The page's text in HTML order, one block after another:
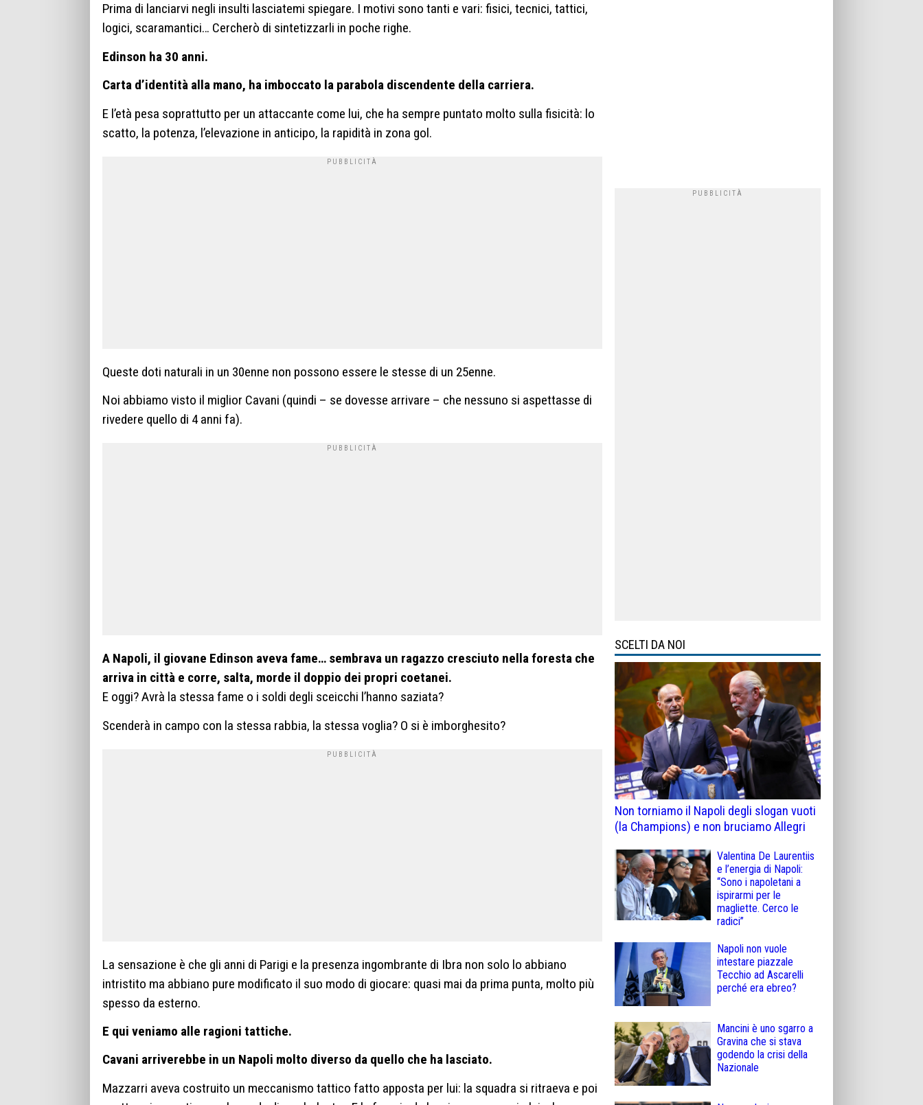
Prima di lanciarvi negli insulti lasciatemi spiegare. I motivi sono tanti e vari: fisici, tecnici, tattici,
logici, scaramantici… Cercherò di sintetizzarli in poche righe.
Edinson ha 30 anni.
Carta d’identità alla mano, ha imboccato la parabola discendente della carriera.
E l’età pesa soprattutto per un attaccante come lui, che ha sempre puntato molto sulla fisicità: lo
scatto, la potenza, l’elevazione in anticipo, la rapidità in zona gol.
Queste doti naturali in un 30enne non possono essere le stesse di un 25enne.
Noi abbiamo visto il miglior Cavani (quindi – se dovesse arrivare – che nessuno si aspettasse di
rivedere quello di 4 anni fa).
A Napoli, il giovane Edinson aveva fame… sembrava un ragazzo cresciuto nella foresta che
arriva in città e corre, salta, morde il doppio dei propri coetanei.
E oggi? Avrà la stessa fame o i soldi degli sceicchi l’hanno saziata?
Scenderà in campo con la stessa rabbia, la stessa voglia? O si è imborghesito?
La sensazione è che gli anni di Parigi e la presenza ingombrante di Ibra non solo lo abbiano
intristito ma abbiano pure modificato il suo modo di giocare: quasi mai da prima punta, molto più
spesso da esterno.
E qui veniamo alle ragioni tattiche.
Cavani arriverebbe in un Napoli molto diverso da quello che ha lasciato.
Mazzarri aveva costruito un meccanismo tattico fatto apposta per lui: la squadra si ritraeva e poi
SCELTI DA NOI
Non torniamo il Napoli degli slogan vuoti
(la Champions) e non bruciamo Allegri
Valentina De Laurentiis
e l’energia di Napoli:
“Sono i napoletani a
ispirarmi per le
magliette. Cerco le
radici”
Napoli non vuole
intestare piazzale
Tecchio ad Ascarelli
perché era ebreo?
Mancini è uno sgarro a
Gravina che si stava
godendo la crisi della
Nazionale